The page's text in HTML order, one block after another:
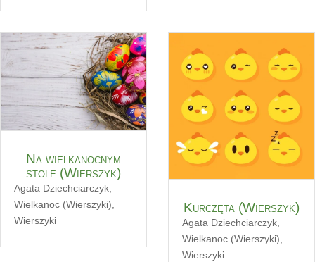
Na wielkanocnym
stole (Wierszyk)
Agata Dziechciarczyk,
Wielkanoc (Wierszyki),
Wierszyki
Kurczęta (Wierszyk)
Agata Dziechciarczyk
Wielkanoc (Wierszyki)
Wierszyki